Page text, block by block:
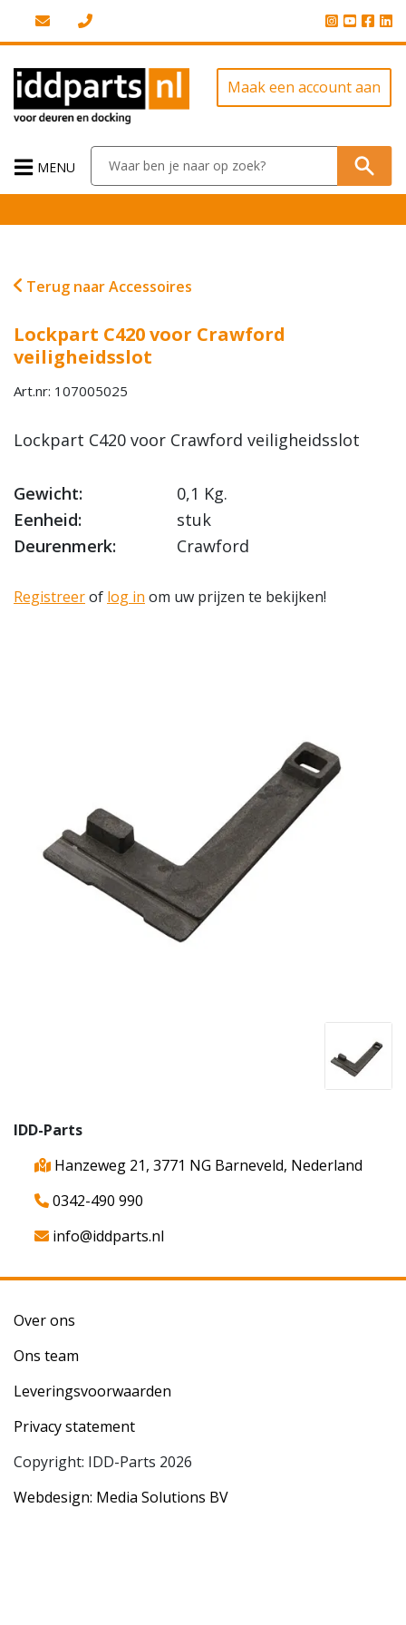
Maak een account aan
MENU
Terug naar Accessoires
Lockpart C420 voor Crawford
veiligheidsslot
Art.nr: 107005025
Lockpart C420 voor Crawford veiligheidsslot
Gewicht:
0,1 Kg.
Eenheid:
stuk
Deurenmerk:
Crawford
Registreerof log in om uw prijzen te bekijken!
IDD-Parts
Hanzeweg 21, 3771 NG Barneveld, Nederland
0342-490 990
info@iddparts.nl
Over ons
Ons team
Leveringsvoorwaarden
Privacy statement
Copyright: IDD-Parts 2026
Webdesign: Media Solutions BV